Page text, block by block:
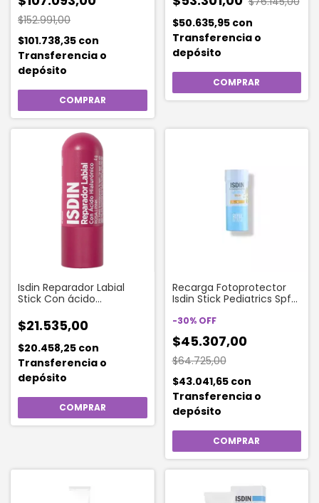
$152.991,00
$101.738,35 con
Transferencia o
depósito
$50.635,95 con
Transferencia o
depósito
Isdin Reparador Labial
Stick Con ácido
Hidratante X 4 Gr
$21.535,00
$20.458,25 con
Transferencia o
depósito
Recarga Fotoprotector
Isdin Stick Pediatrics Spf
-30% OFF
$45.307,00
$64.725,00
$43.041,65 con
Transferencia o
depósito